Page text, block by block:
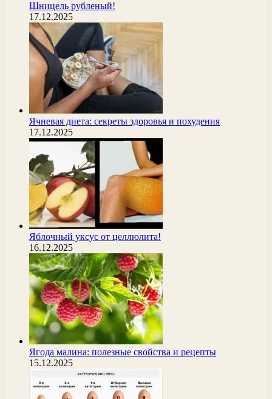
Шницель рубленый!
17.12.2025
Ячневая диета: секреты здоровья и похудения
17.12.2025
Яблочный уксус от целлюлита!
16.12.2025
Ягода малина: полезные свойства и рецепты
15.12.2025